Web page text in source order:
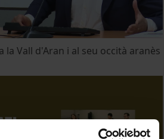
la Vall d'Aran i al seu occità aranès